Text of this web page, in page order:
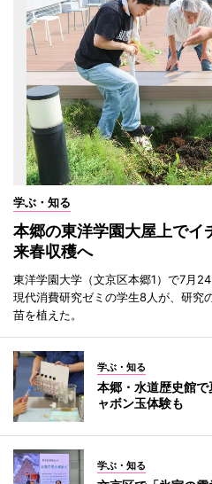
学ぶ・知る
本郷の東洋学園大屋上で
来春収穫へ
東洋学園大学（文京区本郷1）で7月
現代消費研究ゼミの学生8人が、研究
苗を植えた。
学ぶ・知る
本郷・水道歴史館
ャボン玉体験も
学ぶ・知る